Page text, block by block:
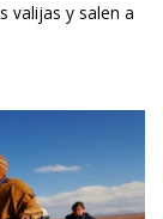
valijas y salen a